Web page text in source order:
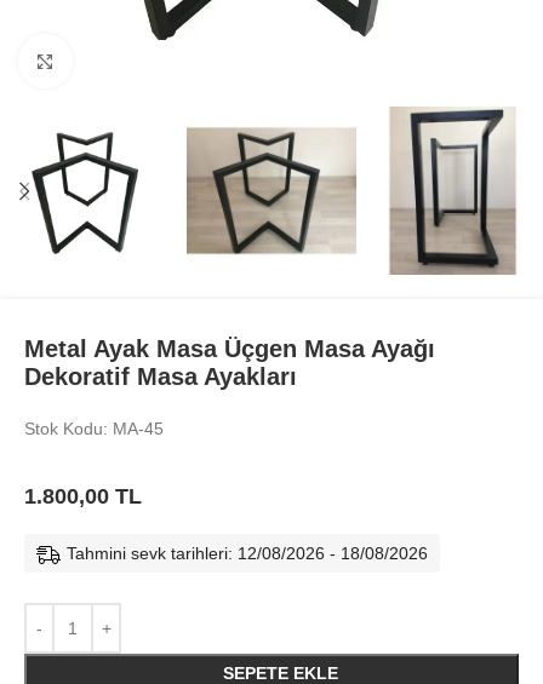
Metal Ayak Masa Üçgen Masa Ayağı
Dekoratif Masa Ayakları
Stok Kodu: MA-45
1.800,00 TL
Tahmini sevk tarihleri: 12/08/2026 - 18/08/2026
SEPETE EKLE